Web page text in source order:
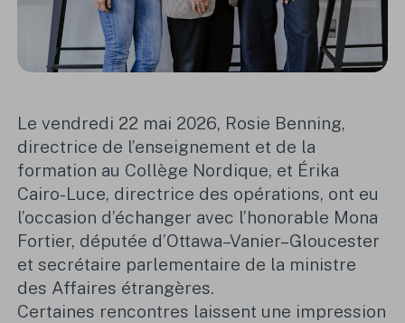
Le vendredi 22 mai 2026, Rosie Benning,
directrice de l’enseignement et de la
formation au Collège Nordique, et Érika
Cairo-Luce, directrice des opérations, ont eu
l’occasion d’échanger avec l’honorable Mona
Fortier, députée d’Ottawa–Vanier–Gloucester
et secrétaire parlementaire de la ministre
des Affaires étrangères.
Certaines rencontres laissent une impression